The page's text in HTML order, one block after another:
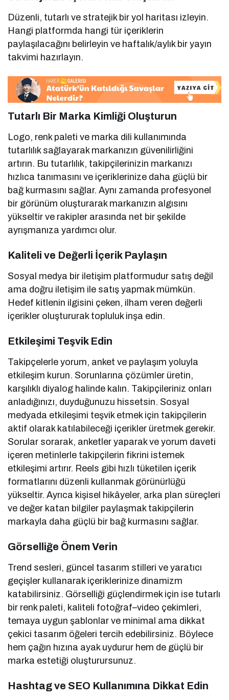
Düzenli, tutarlı ve stratejik bir yol haritası izleyin.
Hangi platformda hangi tür içeriklerin
paylaşılacağını belirleyin ve haftalık/aylık bir yayın
takvimi hazırlayın.
Tutarlı Bir Marka Kimliği Oluşturun
Logo, renk paleti ve marka dili kullanımında
tutarlılık sağlayarak markanızın güvenilirliğini
artırın. Bu tutarlılık, takipçilerinizin markanızı
hızlıca tanımasını ve içeriklerinize daha güçlü bir
bağ kurmasını sağlar. Aynı zamanda profesyonel
bir görünüm oluşturarak markanızın algısını
yükseltir ve rakipler arasında net bir şekilde
ayrışmanıza yardımcı olur.
Kaliteli ve Değerli İçerik Paylaşın
Sosyal medya bir iletişim platformudur satış değil
ama doğru iletişim ile satış yapmak mümkün.
Hedef kitlenin ilgisini çeken, ilham veren değerli
içerikler oluştururak topluluk inşa edin.
Etkileşimi Teşvik Edin
Takipçelerle yorum, anket ve paylaşım yoluyla
etkileşim kurun. Sorunlarına çözümler üretin,
karşılıklı diyalog halinde kalın. Takipçileriniz onları
anladığınızı, duyduğunuzu hissetsin. Sosyal
medyada etkileşimi teşvik etmek için takipçilerin
aktif olarak katılabileceği içerikler üretmek gerekir.
Sorular sorarak, anketler yaparak ve yorum daveti
içeren metinlerle takipçilerin fikrini istemek
etkileşimi artırır. Reels gibi hızlı tüketilen içerik
formatlarını düzenli kullanmak görünürlüğü
yükseltir. Ayrıca kişisel hikâyeler, arka plan süreçleri
ve değer katan bilgiler paylaşmak takipçilerin
markayla daha güçlü bir bağ kurmasını sağlar.
Görselliğe Önem Verin
Trend sesleri, güncel tasarım stilleri ve yaratıcı
geçişler kullanarak içeriklerinize dinamizm
katabilirsiniz. Görselliği güçlendirmek için ise tutarlı
bir renk paleti, kaliteli fotoğraf–video çekimleri,
temaya uygun şablonlar ve minimal ama dikkat
çekici tasarım öğeleri tercih edebilirsiniz. Böylece
hem çağın hızına ayak uydurur hem de güçlü bir
marka estetiği oluşturursunuz.
Hashtag ve SEO Kullanımına Dikkat Edin